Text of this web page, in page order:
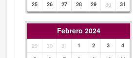
25
26 27 28 29 30 31
Febrero 2024
29 30 31 1 2 3
4